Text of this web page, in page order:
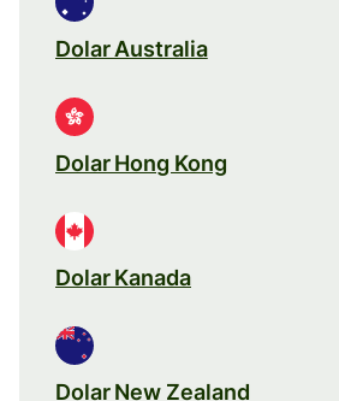
Dolar Australia
Dolar Hong Kong
Dolar Kanada
Dolar New Zealand